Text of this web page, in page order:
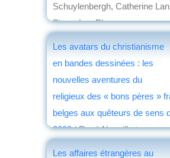
Schuylenbergh, Catherine
Pierre-Luc Plasman
Les avatars du christianisme
en bandes dessinées : les
nouvelles aventures du
religieux des « bons pères »
belges aux quêteurs de sens
2000/ René Nouailhat
Les affaires étrangères au